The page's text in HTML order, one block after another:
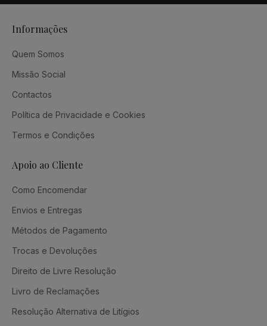
Informações
Quem Somos
Missão Social
Contactos
Política de Privacidade e Cookies
Termos e Condições
Apoio ao Cliente
Como Encomendar
Envios e Entregas
Métodos de Pagamento
Trocas e Devoluções
Direito de Livre Resolução
Livro de Reclamações
Resolução Alternativa de Litígios